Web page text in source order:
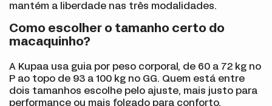
mantém a liberdade nas três modalidades.
Como escolher o tamanho certo do
macaquinho?
A Kupaa usa guia por peso corporal, de 60 a 72 kg no
P ao topo de 93 a 100 kg no GG. Quem está entre
dois tamanhos escolhe pelo ajuste, mais justo para
performance ou mais folgado para conforto,